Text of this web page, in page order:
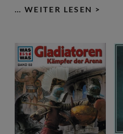
… WEITER LESEN >